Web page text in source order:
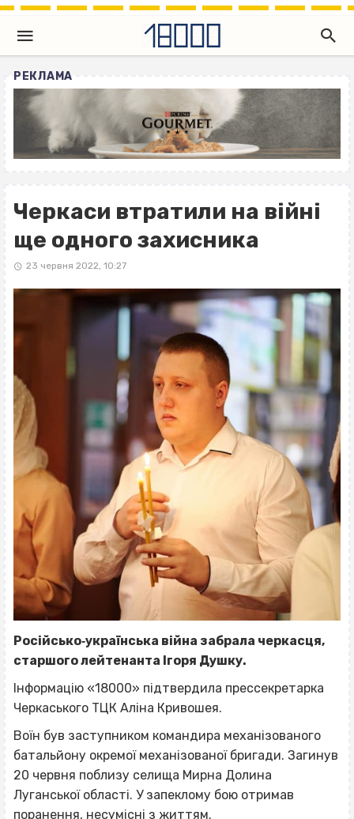
РЕКЛАМА
Черкаси втратили на війні
ще одного захисника
23 червня 2022, 10:27
Російсько‐українська війна забрала черкасця,
старшого лейтенанта Ігоря Душку.
Інформацію «18000» підтвердила прессекретарка
Черкаського ТЦК Аліна Кривошея.
Воїн був заступником командира механізованого
батальйону окремої механізованої бригади. Загинув
20 червня поблизу селища Мирна Долина
Луганської області. У запеклому бою отримав
поранення, несумісні з життям.